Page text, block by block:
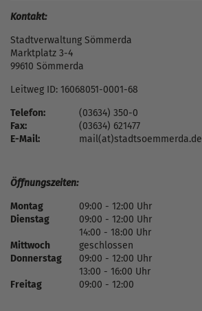
Kontakt:
Stadtverwaltung Sömmerda
Marktplatz 3-4
99610 Sömmerda
Leitweg ID: 16068051-0001-68
Telefon:
(03634) 350-0
Fax:
(03634) 621477
E-Mail:
mail(at)stadtsoemmerda.de
Öffnungszeiten:
Montag
09:00 - 12:00 Uhr
Dienstag
09:00 - 12:00 Uhr
14:00 - 18:00 Uhr
Mittwoch
geschlossen
Donnerstag
09:00 - 12:00 Uhr
13:00 - 16:00 Uhr
Freitag
09:00 - 12:00